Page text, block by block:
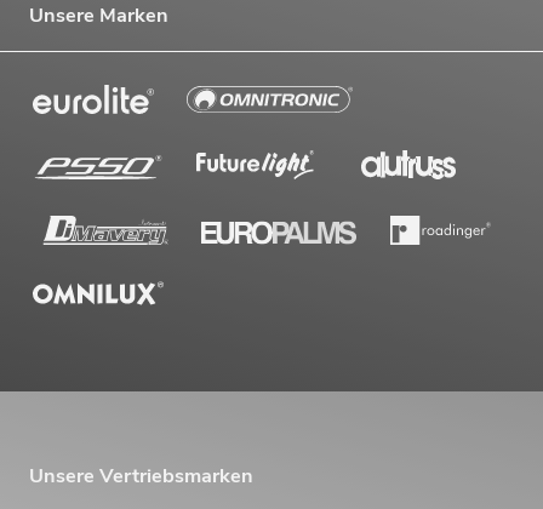
EUROLITE LED SLS-7 QCL 7x10W
No. 51915377Artikel nicht mehr verfügbar
Unsere Marken
Unsere Vertriebsmarken